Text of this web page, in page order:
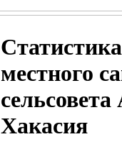
местного
Хакасия